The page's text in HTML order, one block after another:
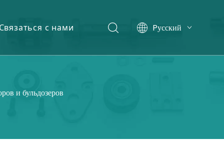
Связаться с нами
Pусский
и бульдозеров